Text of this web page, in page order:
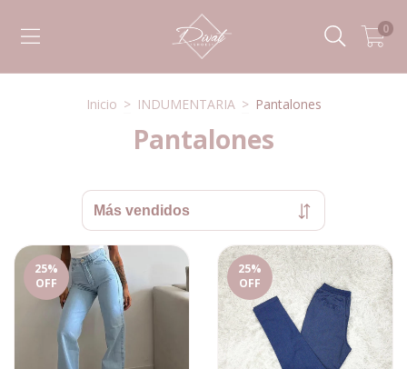
0
Inicio > INDUMENTARIA > Pantalones
Pantalones
25%
OFF
25%
OFF